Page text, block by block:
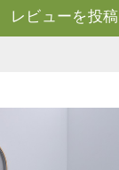
レビューを投稿